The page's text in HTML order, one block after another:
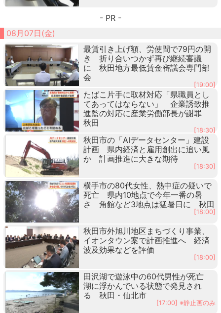
- PR -
08月07日(金)
最賃引き上げ額、労使間で79円の開
き 折り合いつかず再び継続審議
に 秋田地方最低賃金審議会専門部
会
[19:00]
たばこ片手に取材対応「県職員とし
てあってはならない」 企業誘致推
進監の対応に産業労働部長が謝罪
秋田
[18:30]
秋田市の「AIデータセンター」建設
計画 県内経済と雇用創出に追い風
か 計画推進に大きな期待
[18:30]
横手市の80代女性、熱中症の疑いで
死亡 県内10地点で今年一番の暑
さ 角館など3地点は猛暑日に 秋田
[18:00]
秋田市外旭川地区まちづくり事業、
イオンタウン案で計画推進へ 経済
波及効果などを評価
[18:00]
田沢湖で遊泳中の60代男性が死亡
湖に浮かんでいる状態で発見され
る 秋田・仙北市
[17:00] ※静止画のみ